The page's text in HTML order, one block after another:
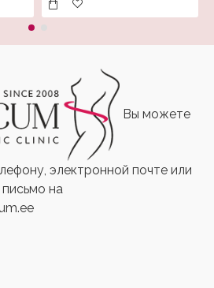
Вы можете
электронной почте или
на